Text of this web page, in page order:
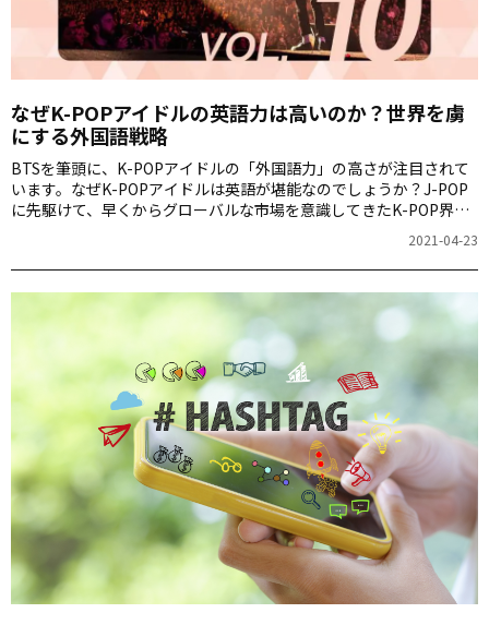
なぜK-POPアイドルの英語力は高いのか？世界を虜
にする外国語戦略
BTSを筆頭に、K-POPアイドルの「外国語力」の高さが注目されて
います。なぜK-POPアイドルは英語が堪能なのでしょうか？J-POP
に先駆けて、早くからグローバルな市場を意識してきたK-POP界の
戦略について、翻訳家・ライターで、韓国文化に詳しい桑畑優香さ
2021-04-23